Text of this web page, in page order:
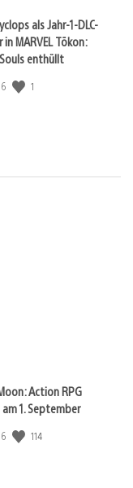
als Jahr-1-DLC-
in MARVEL Tōkon:
enthüllt
1
Action RPG
1. September
114